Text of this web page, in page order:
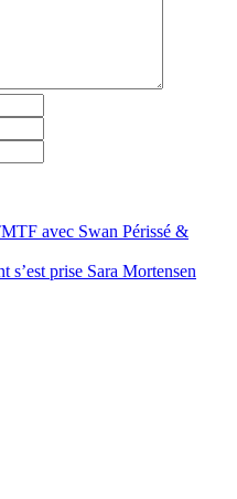
avec Swan Périssé &
prise Sara Mortensen